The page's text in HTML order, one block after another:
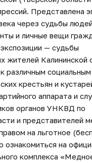
Представлена
через судьбы
и личные вещи
— судьбы
жителей Калининской
различным социальным
крестьян и
аппарата и
органов УНКВД по
и представителей
на льготное
на
комплекса